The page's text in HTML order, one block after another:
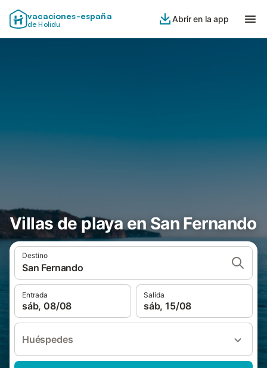
vacaciones-españa
de Holidu
Abrir en la app
Villas de playa en San Fernando
Destino
San Fernando
Entrada
sáb, 08/08
Salida
sáb, 15/08
Huéspedes